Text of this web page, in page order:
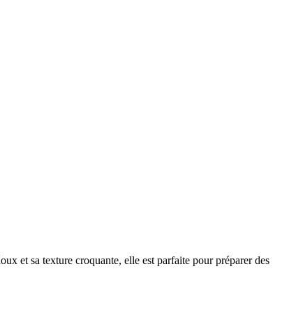
et sa texture croquante, elle est parfaite pour préparer des